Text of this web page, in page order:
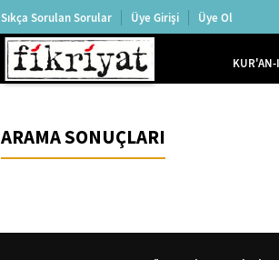
Sıkça Sorulan Sorular Üye Girişi Üye Ol
ARAMA SONUÇLARI